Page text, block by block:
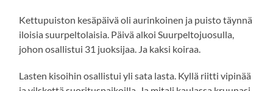
Kettupuiston kesäpäivä oli aurinkoinen ja puisto täynnä
iloisia suurpeltolaisia. Päivä alkoi Suurpeltojuosulla,
johon osallistui 31 juoksijaa. Ja kaksi koiraa.
Lasten kisoihin osallistui yli sata lasta. Kyllä riitti vipinää